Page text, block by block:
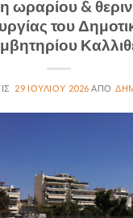
ωραρίου &
του
29 ΙΟΥΛΊΟΥ 2026